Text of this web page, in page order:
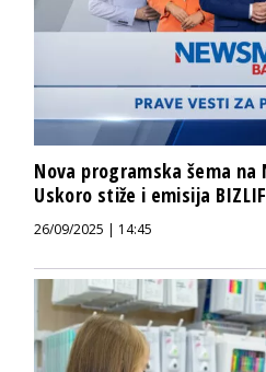
Nova programska šema na
Uskoro stiže i emisija
26/09/2025 | 14:45